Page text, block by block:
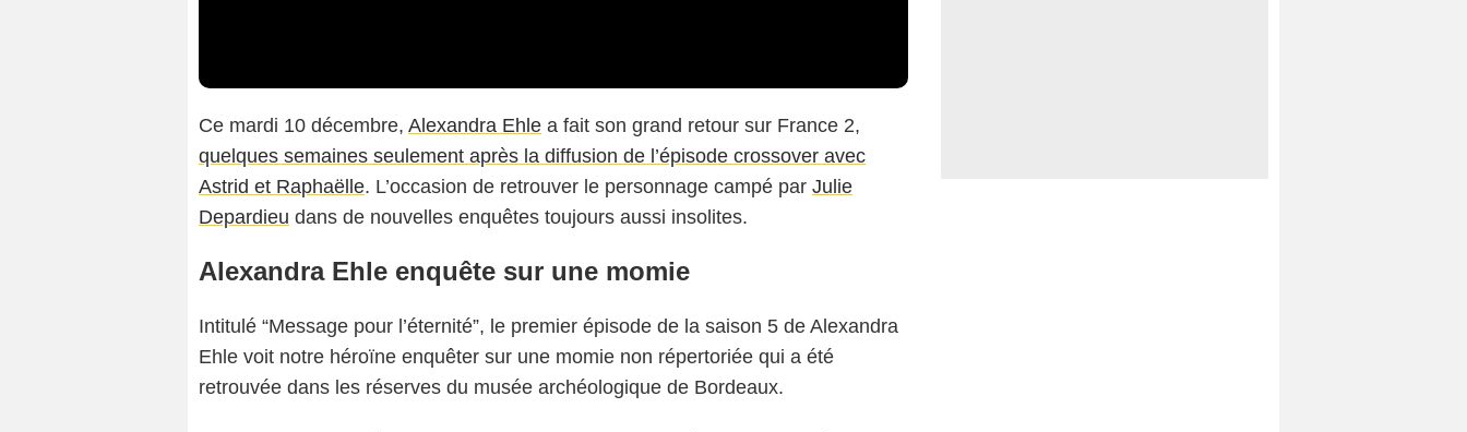
Ce mardi 10 décembre, Alexandra Ehle a fait son grand retour sur France 2,
quelques semaines seulement après la diffusion de l’épisode crossover avec
Astrid et Raphaëlle. L’occasion de retrouver le personnage campé par Julie
Depardieu dans de nouvelles enquêtes toujours aussi insolites.
Alexandra Ehle enquête sur une momie
Intitulé “Message pour l’éternité”, le premier épisode de la saison 5 de Alexandra
Ehle voit notre héroïne enquêter sur une momie non répertoriée qui a été
retrouvée dans les réserves du musée archéologique de Bordeaux.